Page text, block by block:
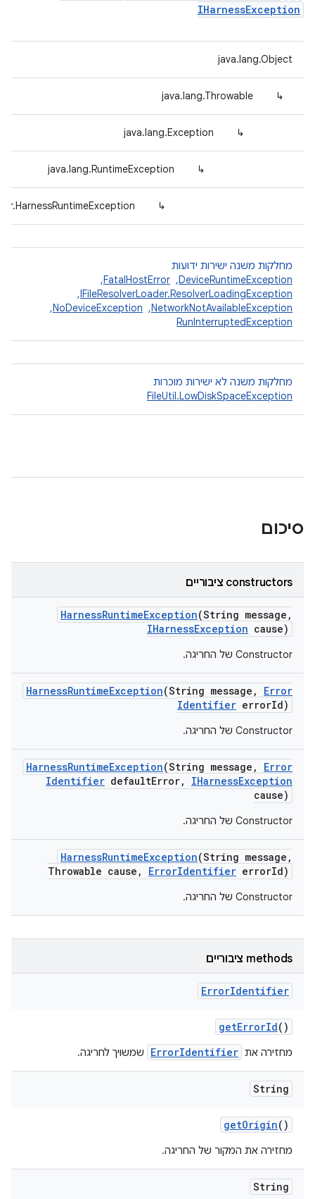
IHarnessException
java.lang.Object
↳
java.lang.Throwable
↳
java.lang.Exception
↳
java.lang.RuntimeException
↳
מחלקות משנה ישירות ידועות
DeviceRuntimeException
, ‏
FatalHostError
, ‏
IFileResolverLoader.ResolverLoadingException
, ‏
NetworkNotAvailableException
, ‏
NoDeviceException
, ‏
RunInterruptedException
מחלקות משנה לא ישירות מוכרות
FileUtil.LowDiskSpaceException
סיכום
‫constructors ציבוריים
HarnessRuntimeException(String message ,
IHarnessException cause)
Constructor של החריגה.
HarnessRuntimeException(String message ,
Error
Identifier errorId)
Constructor של החריגה.
HarnessRuntimeException(String message ,
Error
Identifier defaultError, IHarnessException
cause)
Constructor של החריגה.
HarnessRuntimeException(String message ,
Throwable cause , ErrorIdentifier errorId)
Constructor של החריגה.
‫methods ציבוריים
ErrorIdentifier
getErrorId()
מחזירה את ErrorIdentifier שמשויך לחריגה.
String
getOrigin()
מחזירה את המקור של החריגה.
String